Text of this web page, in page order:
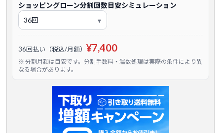
ショッピングローン分割回数目安シミュレーション
36回払い（税込/月額） ¥7,400
※ 分割月額は目安です。分割手数料・端数処理は実際の条件により異
なる場合があります。